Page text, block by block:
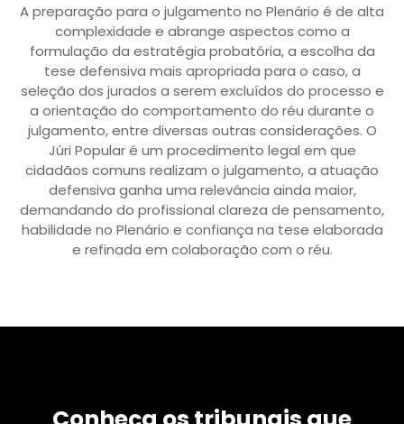
A preparação para o julgamento no Plenário é de alta
complexidade e abrange aspectos como a
formulação da estratégia probatória, a escolha da
tese defensiva mais apropriada para o caso, a
seleção dos jurados a serem excluídos do processo e
a orientação do comportamento do réu durante o
julgamento, entre diversas outras considerações. O
Júri Popular é um procedimento legal em que
cidadãos comuns realizam o julgamento, a atuação
defensiva ganha uma relevância ainda maior,
demandando do profissional clareza de pensamento,
habilidade no Plenário e confiança na tese elaborada
e refinada em colaboração com o réu.